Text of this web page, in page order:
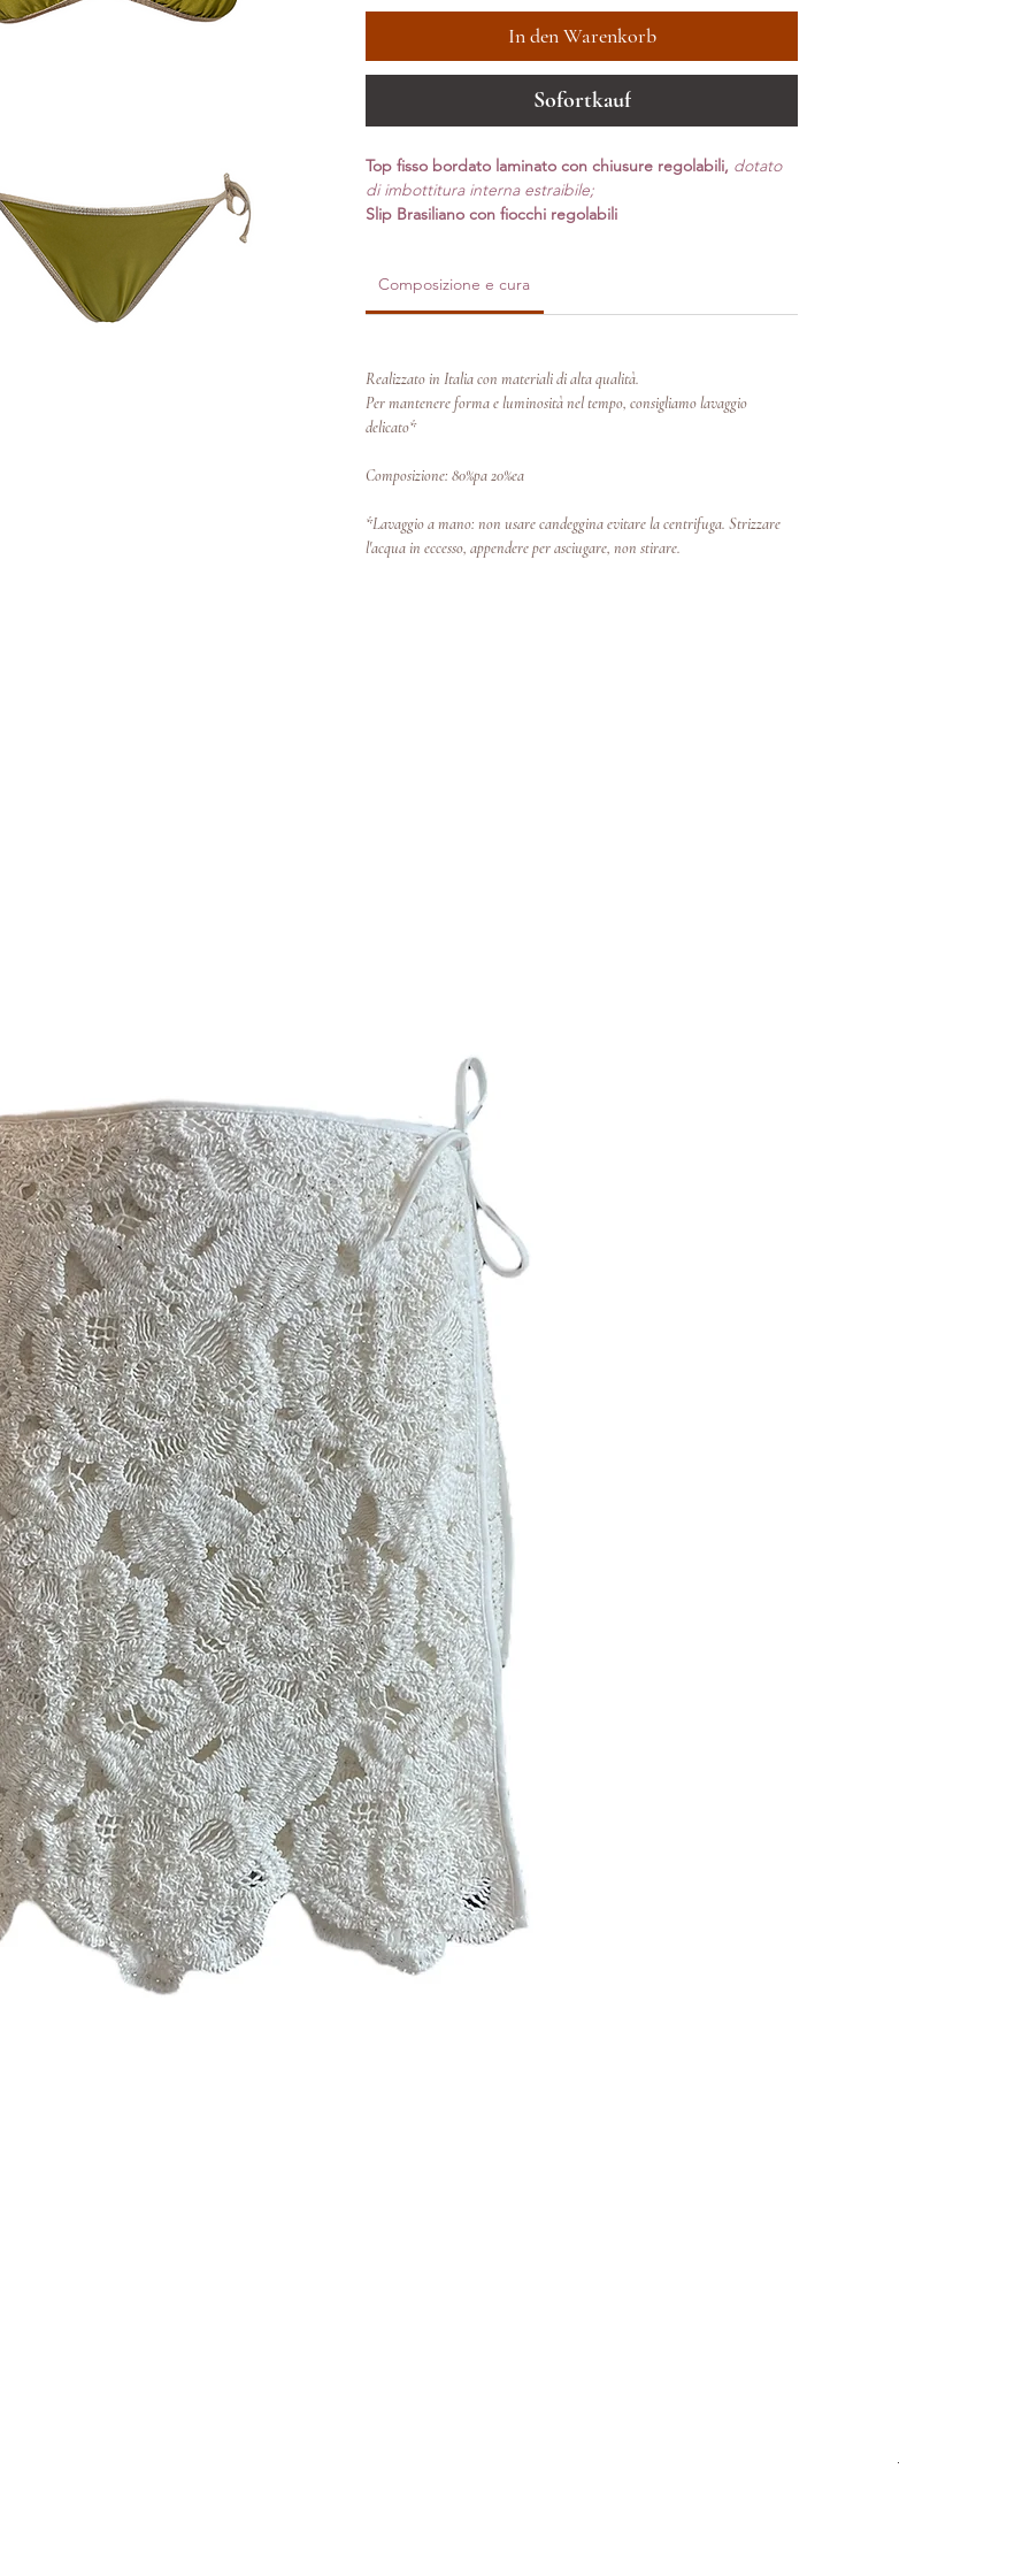
In den Warenkorb
Sofortkauf
Top fisso bordato laminato con chiusure regolabili, dotato
di imbottitura interna estraibile;
Slip Brasiliano con fiocchi regolabili
Composizione e cura
Realizzato in Italia con materiali di alta qualità.
Per mantenere forma e luminosità nel tempo, consigliamo lavaggio
delicato*
Composizione: 80%pa 20%ea
*Lavaggio a mano: non usare candeggina evitare la centrifuga. Strizzare
l'acqua in eccesso, appendere per asciugare, non stirare.
Standardpreis
190,00 €